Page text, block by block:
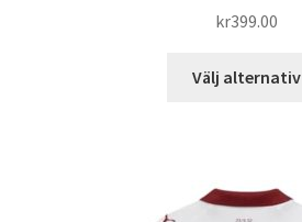
kr399.00
Välj alternativ